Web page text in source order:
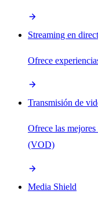
Streaming en
Ofrece
Transmisión de
Ofrece las
(VOD)
Media Shield